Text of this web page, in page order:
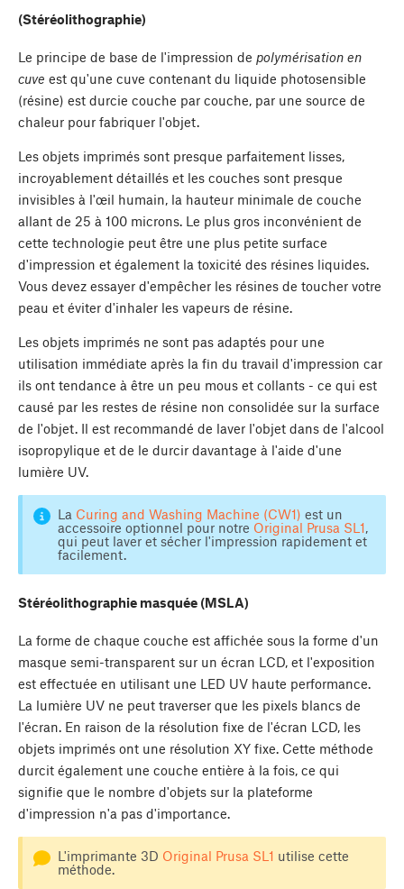
(Stéréolithographie)
Le principe de base de l'impression de polymérisation en
cuve est qu'une cuve contenant du liquide photosensible
(résine) est durcie couche par couche, par une source de
chaleur pour fabriquer l'objet.
Les objets imprimés sont presque parfaitement lisses,
incroyablement détaillés et les couches sont presque
invisibles à l'œil humain, la hauteur minimale de couche
allant de 25 à 100 microns. Le plus gros inconvénient de
cette technologie peut être une plus petite surface
d'impression et également la toxicité des résines liquides.
Vous devez essayer d'empêcher les résines de toucher votre
peau et éviter d'inhaler les vapeurs de résine.
Les objets imprimés ne sont pas adaptés pour une
utilisation immédiate après la fin du travail d'impression car
ils ont tendance à être un peu mous et collants - ce qui est
causé par les restes de résine non consolidée sur la surface
de l'objet. Il est recommandé de laver l'objet dans de l'alcool
isopropylique et de le durcir davantage à l'aide d'une
lumière UV.
La Curing and Washing Machine (CW1) est un
accessoire optionnel pour notre Original Prusa SL1,
qui peut laver et sécher l'impression rapidement et
facilement.
Stéréolithographie masquée (MSLA)
La forme de chaque couche est affichée sous la forme d'un
masque semi-transparent sur un écran LCD, et l'exposition
est effectuée en utilisant une LED UV haute performance.
La lumière UV ne peut traverser que les pixels blancs de
l'écran. En raison de la résolution fixe de l'écran LCD, les
objets imprimés ont une résolution XY fixe. Cette méthode
durcit également une couche entière à la fois, ce qui
signifie que le nombre d'objets sur la plateforme
d'impression n'a pas d'importance.
L'imprimante 3D Original Prusa SL1 utilise cette
méthode.